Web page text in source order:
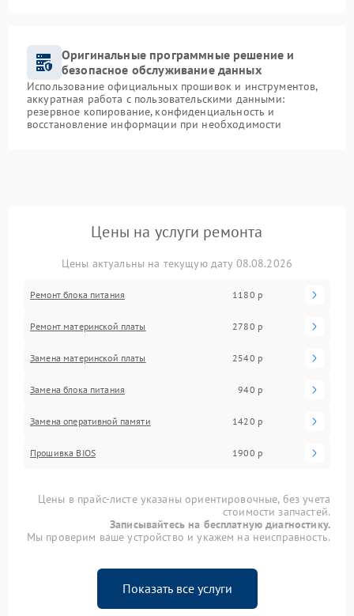
Оригинальные программные решение и
безопасное обслуживание данных
Использование официальных прошивок и инструментов,
аккуратная работа с пользовательскими данными:
резервное копирование, конфиденциальность и
восстановление информации при необходимости
Цены на услуги ремонта
Цены актуальны на текущую дату 08.08.2026
Ремонт блока питания 1180 р
Ремонт материнской платы 2780 р
Замена материнской платы 2540 р
Замена блока питания 940 р
Замена оперативной памяти 1420 р
Прошивка BIOS 1900 р
Цены в прайс-листе указаны ориентировочные, без учета
стоимости запчастей.
Записывайтесь на бесплатную диагностику.
Мы проверим ваше устройство и укажем на неисправность.
Показать все услуги